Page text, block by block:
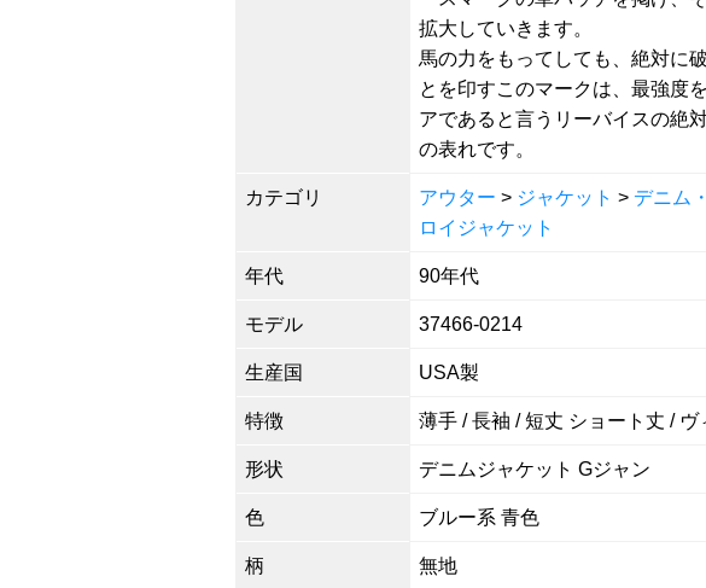
拡大していきます。
馬の力をもってしても、絶対に
とを印すこのマークは、最強度
アであると言うリーバイスの絶
の表れです。
カテゴリ アウター > ジャケット > デニム
ロイジャケット
年代 90年代
モデル 37466-0214
生産国 USA製
特徴 薄手 / 長袖 / 短丈 ショート丈 / ヴ
形状 デニムジャケット Gジャン
色 ブルー系 青色
柄 無地